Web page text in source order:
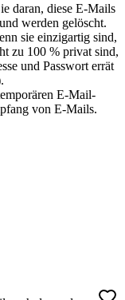
daran, diese E-Mails
werden gelöscht.
sie einzigartig sind,
zu 100 % privat sind,
und Passwort errät
E-Mail-
von E-Mails.